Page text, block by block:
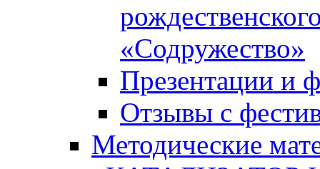
«Содружество»
Презентации и
Отзывы с
Методические